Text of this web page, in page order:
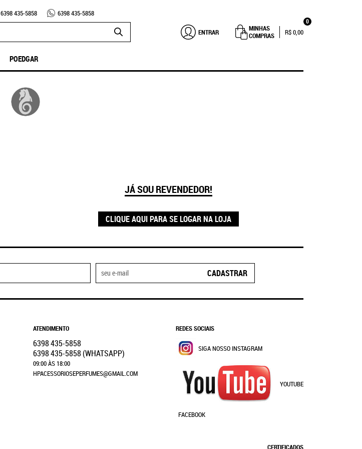
6398435-5858 6398435-5858
ENTRAR
MINHAS
COMPRAS
0
R$ 0,00
POEDGAR
JÁ SOU REVENDEDOR!
CLIQUE AQUI PARA SE LOGAR NA LOJA
CADASTRAR
ATENDIMENTO
6398435-5858
6398435-5858 (WHATSAPP)
09:00 ÀS 18:00
HPACESSORIOSEPERFUMES@GMAIL.COM
REDES SOCIAIS
SIGA NOSSO INSTAGRAM
YOUTUBE
FACEBOOK
CERTIFICADOS